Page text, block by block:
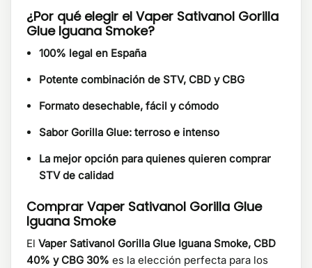
¿Por qué elegir el Vaper Sativanol Gorilla
Glue Iguana Smoke?
100% legal en España
Potente combinación de STV, CBD y CBG
Formato desechable, fácil y cómodo
Sabor Gorilla Glue: terroso e intenso
La mejor opción para quienes quieren comprar
STV de calidad
Comprar Vaper Sativanol Gorilla Glue
Iguana Smoke
El Vaper Sativanol Gorilla Glue Iguana Smoke, CBD
40% y CBG 30% es la elección perfecta para los